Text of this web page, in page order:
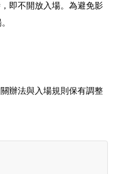
即不開放入場。為避免影
辦法與入場規則保有調整